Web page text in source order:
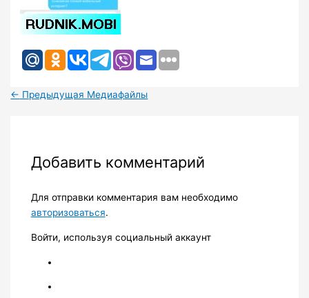
← Предыдущая Медиафайлы
Добавить комментарий
Для отправки комментария вам необходимо
авторизоваться.
Войти, используя социальный аккаунт